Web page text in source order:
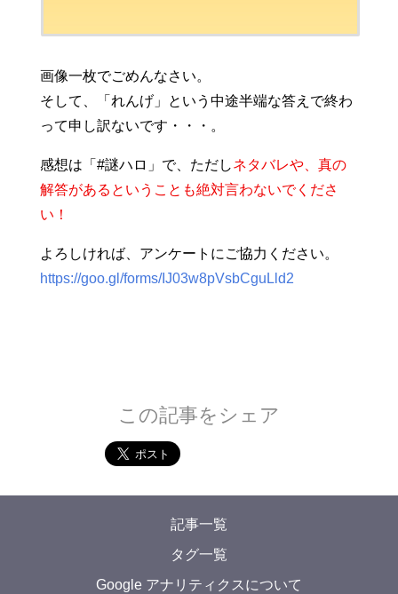
画像一枚でごめんなさい。
そして、「れんげ」という中途半端な答えで終わ
って申し訳ないです・・・。
感想は「#謎ハロ」で、ただしネタバレや、真の
解答があるということも絶対言わないでくださ
い！
よろしければ、アンケートにご協力ください。
https://goo.gl/forms/IJ03w8pVsbCguLld2
この記事をシェア
記事一覧
タグ一覧
Google アナリティクスについて